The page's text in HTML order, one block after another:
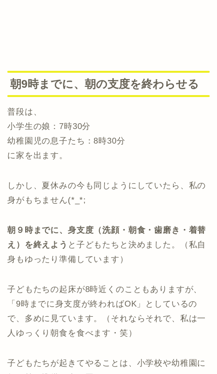
朝9時までに、朝の支度を終わらせる
普段は、
小学生の娘：7時30分
幼稚園児の息子たち：8時30分
に家を出ます。
しかし、夏休みの今も同じようにしていたら、私の
身がもちません(*_*;
朝９時までに、身支度（洗顔・朝食・歯磨き・着替
え）を終えよう と子どもたちと決めました。（私自
身もゆったり準備しています）
子どもたちの起床が8時近くのこともありますが、
「9時までに身支度が終わればOK」としているの
で、多めに見ています。（それならそれで、私は一
人ゆっくり朝食を食べます・笑）
子どもたちが起きてやることは、小学校や幼稚園に